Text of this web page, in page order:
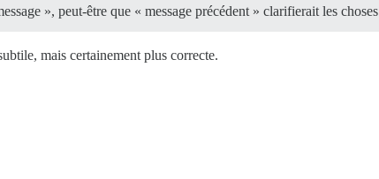
», peut-être que « message précédent » clarifierait les choses
mais certainement plus correcte.